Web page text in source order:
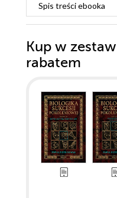
Spis treściebooka
Kup w
rabatem